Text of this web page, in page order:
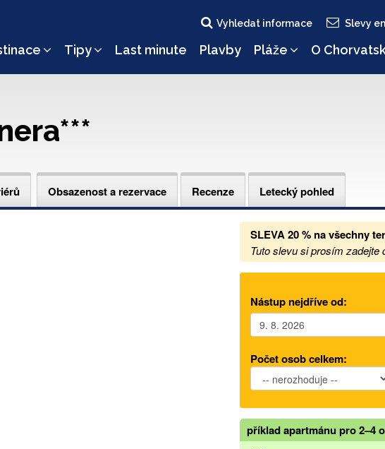
Vyhledat informace Slevy
Tipy Last minute Plavby Pláže O
Obsazenost a rezervace Recenze Letecký pohled
SLEVA 20 % navšechny
Tuto slevu si prosím zadejte
Nástup nejdříve od:
Počet osob celkem:
příklad apartmánu pro 2–4